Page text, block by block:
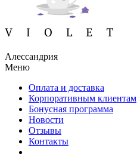
Алессандрия
Меню
Оплата и доставка
Корпоративным клиентам
Бонусная программа
Новости
Отзывы
Контакты